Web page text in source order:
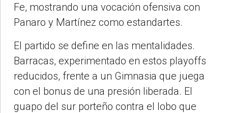
Fe, mostrando una vocación ofensiva con
Panaro y Martínez como estandartes.
El partido se define en las mentalidades.
Barracas, experimentado en estos playoffs
reducidos, frente a un Gimnasia que juega
con el bonus de una presión liberada. El
guapo del sur porteño contra el lobo que